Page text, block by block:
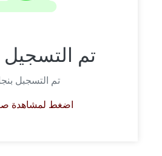
تم التسجيل
تم التسجبل بنجاح
اضغط لمشاهدة